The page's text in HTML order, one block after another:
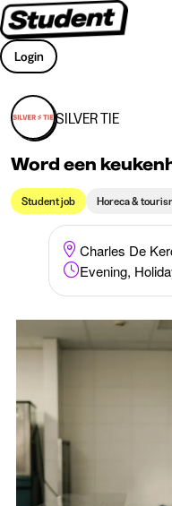
Login
SILVER TIE
Word een
Student job Horeca &
Charles De
Evening,